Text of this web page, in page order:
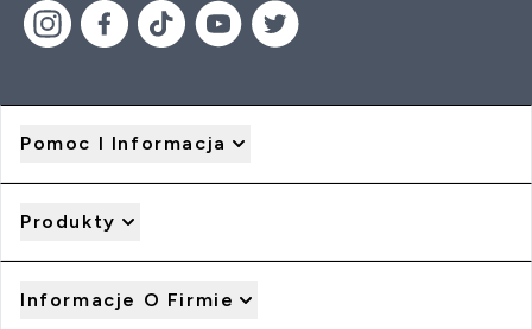
Pomoc I Informacja
Produkty
Informacje O Firmie